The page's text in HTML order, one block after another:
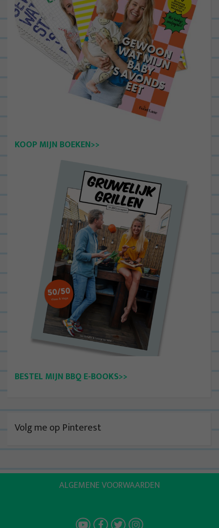
KOOP MIJN BOEKEN>>
BESTEL MIJN BBQ E-BOOKS>>
Volg me op Pinterest
ALGEMENE VOORWAARDEN